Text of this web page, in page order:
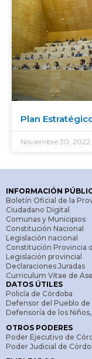
Plan
Noviembre 30, 2022
INFORMACIÓN
Boletín Oficial de la
Ciudadano Digital
Comunas y Municipios
Constitución Nacional
Legislación nacional
Constitución Provincia
Legislación provincial
Declaraciones Juradas
Curriculum Vitae de
DATOS ÚTILES
Policía de Córdoba
Defensor del Pueblo de
Defensoría de los
OTROS PODERES
Poder Ejecutivo de
Poder Judicial de